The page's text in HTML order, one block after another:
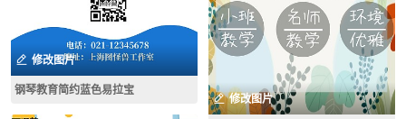
修改图片
钢琴教育简约蓝色易拉宝
修改图片